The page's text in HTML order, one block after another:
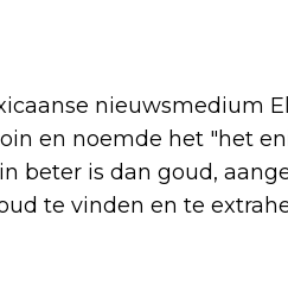
nieuwsmedium
en noemde het "het
beter is dan goud,
te vinden en te